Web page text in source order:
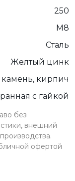
250
М8
Сталь
Желтый цинк
камень, кирпич
с гайкой
без
внешний
офертой